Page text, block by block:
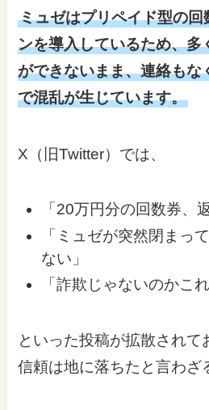
ミュゼはプリペイド型の
ンを導入しているため、多
ができないまま、連絡もな
で混乱が生じています。
X（旧Twitter）では、
「20万円分の回数券、
「ミュゼが突然閉まっ
ない」
「詐欺じゃないのかこれ
といった投稿が拡散されて
信頼は地に落ちたと言わざ